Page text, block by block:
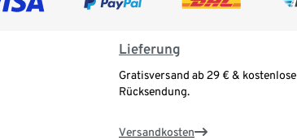
Lieferung
Gratisversand ab 29 € & kostenlose
Rücksendung.
Versandkosten